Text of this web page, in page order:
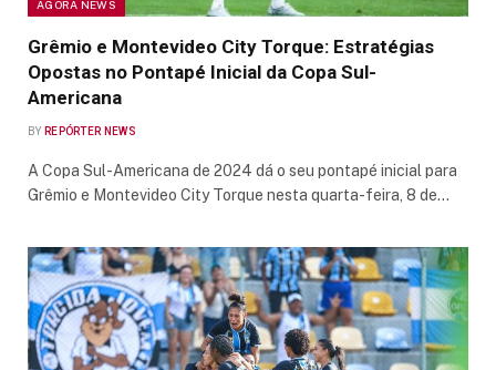
AGORA NEWS
Grêmio e Montevideo City Torque: Estratégias
Opostas no Pontapé Inicial da Copa Sul-
Americana
BY REPÓRTER NEWS
A Copa Sul-Americana de 2024 dá o seu pontapé inicial para
Grêmio e Montevideo City Torque nesta quarta-feira, 8 de…